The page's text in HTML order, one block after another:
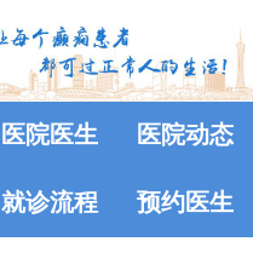
医院医生 医院动态
就诊流程 预约医生